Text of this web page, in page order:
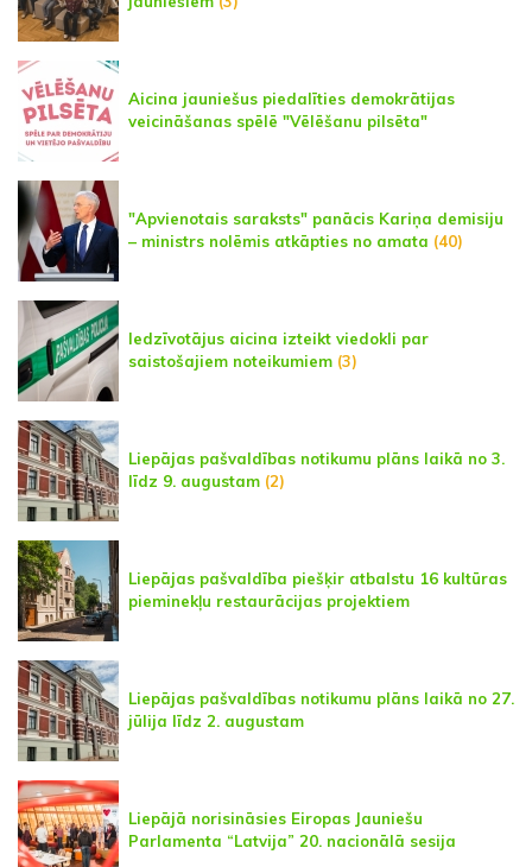
Aicina jauniešus piedalīties demokrātijas
veicināšanas spēlē "Vēlēšanu pilsēta"
"Apvienotais saraksts" panācis Kariņa demisiju
– ministrs nolēmis atkāpties no amata (40)
Iedzīvotājus aicina izteikt viedokli par
saistošajiem noteikumiem (3)
Liepājas pašvaldības notikumu plāns laikā no 3.
līdz 9. augustam (2)
Liepājas pašvaldība piešķir atbalstu 16 kultūras
pieminekļu restaurācijas projektiem
Liepājas pašvaldības notikumu plāns laikā no 27.
jūlija līdz 2. augustam
Liepājā norisināsies Eiropas Jauniešu
Parlamenta “Latvija” 20. nacionālā sesija